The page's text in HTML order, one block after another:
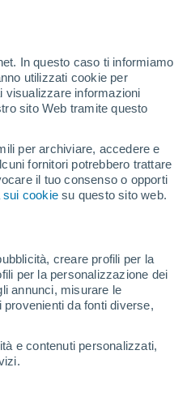
In questo caso ti informiamo
utilizzati cookie per
visualizzare informazioni
sito Web tramite questo
per archiviare, accedere e
fornitori potrebbero trattare
il tuo consenso o opporti
sui cookie su questo sito web.
creare profili per la
per la personalizzazione dei
annunci, misurare le
da fonti diverse,
e contenuti personalizzati,